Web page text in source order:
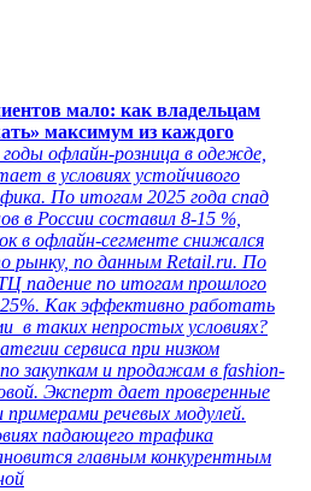
мало: как владельцам
максимум из каждого
годы офлайн-розница в одежде,
в условиях устойчивого
По итогам 2025 года спад
в России составил 8-15 %,
в офлайн-сегменте снижался
рынку, по данным Retail.ru. По
падение по итогам прошлого
Как эффективно работать
в таких непростых условиях?
сервиса при низком
закупкам и продажам в fashion-
Эксперт дает проверенные
речевых модулей.
падающего трафика
главным конкурентным